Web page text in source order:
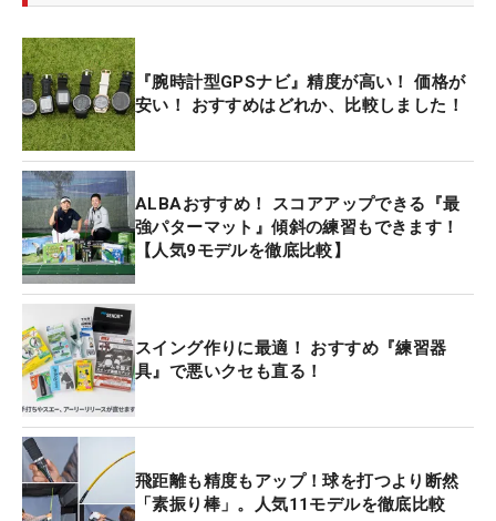
『腕時計型GPSナビ』精度が高い！ 価格が
安い！ おすすめはどれか、比較しました！
ALBAおすすめ！ スコアアップできる『最
強パターマット』傾斜の練習もできます！
【人気9モデルを徹底比較】
スイング作りに最適！ おすすめ『練習器
具』で悪いクセも直る！
飛距離も精度もアップ！球を打つより断然
「素振り棒」。人気11モデルを徹底比較